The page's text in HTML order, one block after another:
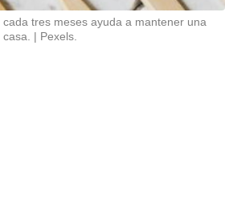
tres meses ayuda a mantener una
casa.
Pexels.